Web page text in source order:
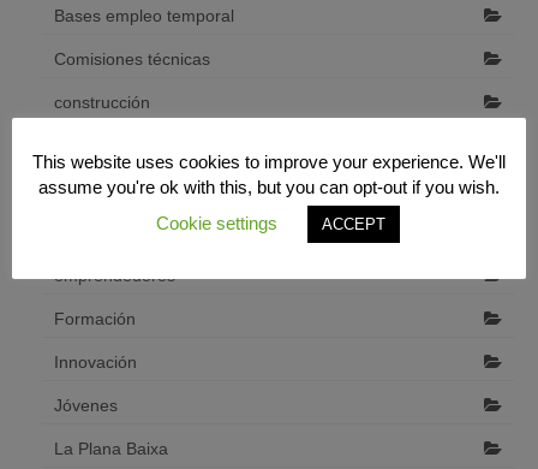
Bases empleo temporal
Comisiones técnicas
construcción
Desarrollo económico local
Diputació de Castelló
emprendedores
Formación
Innovación
Jóvenes
La Plana Baixa
This website uses cookies to improve your experience. We'll
assume you're ok with this, but you can opt-out if you wish.
Cookie settings
ACCEPT